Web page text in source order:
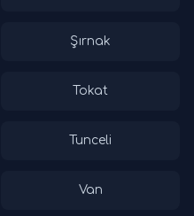
Şırnak
Tokat
Tunceli
Van